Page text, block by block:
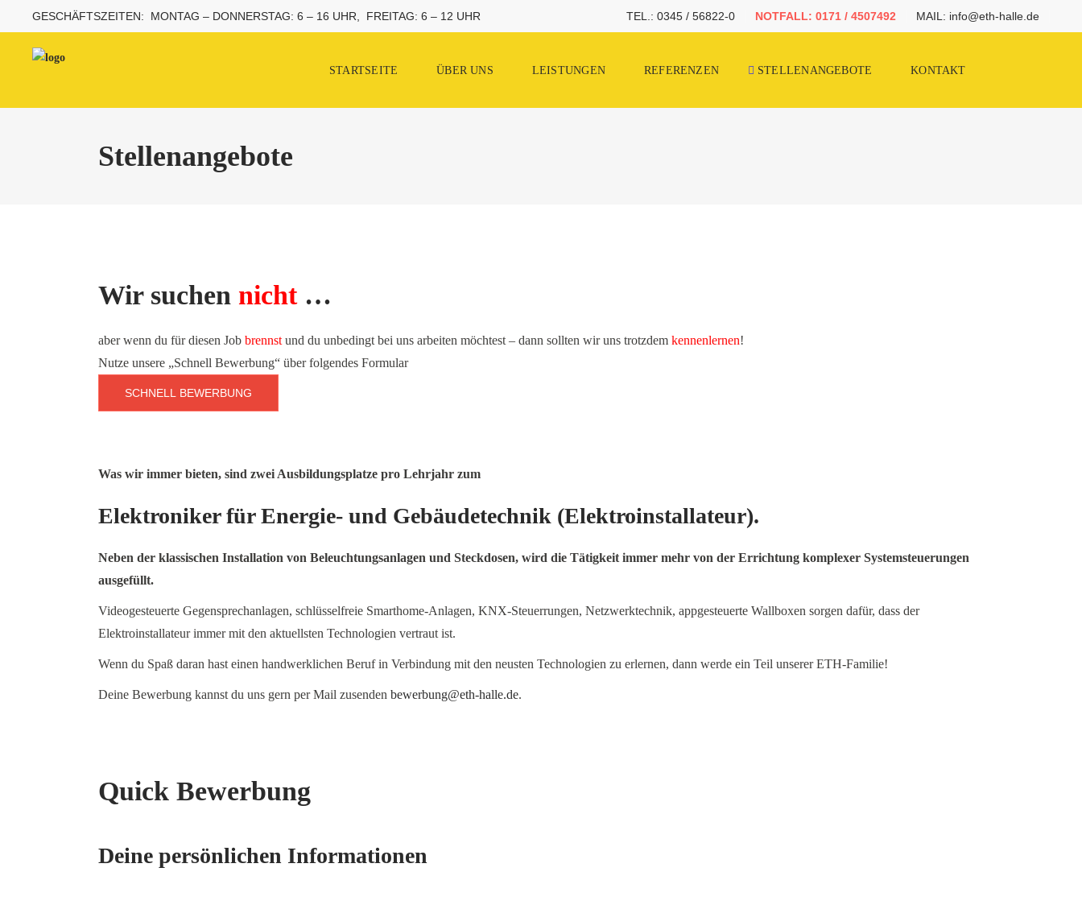
GESCHÄFTSZEITEN: MONTAG – DONNERSTAG: 6 – 16 UHR, FREITAG: 6 – 12 UHR TEL.: 0345 / 56822-0 NOTFALL: 0171 / 4507492 MAIL: info@eth-halle.de
STARTSEITE ÜBER UNS LEISTUNGEN REFERENZEN STELLENANGEBOTE KONTAKT
Stellenangebote
Wir suchen nicht …
aber wenn du für diesen Job brennst und du unbedingt bei uns arbeiten möchtest – dann sollten wir uns trotzdem kennenlernen!
Nutze unsere „Schnell Bewerbung“ über folgendes Formular
SCHNELL BEWERBUNG
Was wir immer bieten, sind zwei Ausbildungsplatze pro Lehrjahr zum
Elektroniker für Energie- und Gebäudetechnik (Elektroinstallateur).
Neben der klassischen Installation von Beleuchtungsanlagen und Steckdosen, wird die Tätigkeit immer mehr von der Errichtung komplexer Systemsteuerungen
ausgefüllt.
Videogesteuerte Gegensprechanlagen, schlüsselfreie Smarthome-Anlagen, KNX-Steuerrungen, Netzwerktechnik, appgesteuerte Wallboxen sorgen dafür, dass der
Elektroinstallateur immer mit den aktuellsten Technologien vertraut ist.
Wenn du Spaß daran hast einen handwerklichen Beruf in Verbindung mit den neusten Technologien zu erlernen, dann werde ein Teil unserer ETH-Familie!
Deine Bewerbung kannst du uns gern per Mail zusenden bewerbung@eth-halle.de.
Quick Bewerbung
Deine persönlichen Informationen